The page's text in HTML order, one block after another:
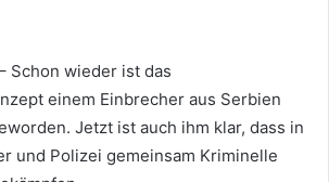
Schon wieder ist das
einem Einbrecher aus Serbien
Jetzt ist auch ihm klar, dass in
und Polizei gemeinsam Kriminelle